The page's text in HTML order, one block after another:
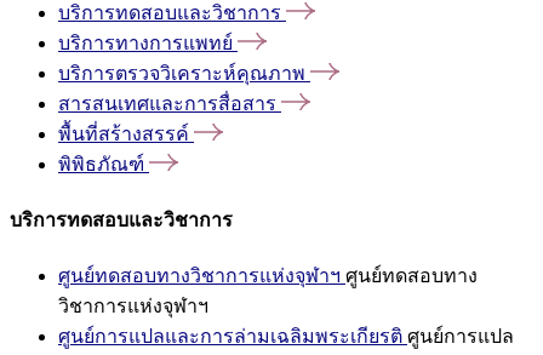
บริการทดสอบและวิชาการ
บริการทางการแพทย์
บริการตรวจวิเคราะห์คุณภาพ
สารสนเทศและการสื่อสาร
พื้นที่สร้างสรรค์
พิพิธภัณฑ์
บริการทดสอบและวิชาการ
ศูนย์ทดสอบทางวิชาการแห่งจุฬาฯ ศูนย์ทดสอบทาง
วิชาการแห่งจุฬาฯ
ศูนย์การแปลและการล่ามเฉลิมพระเกียรติ ศูนย์การแปล